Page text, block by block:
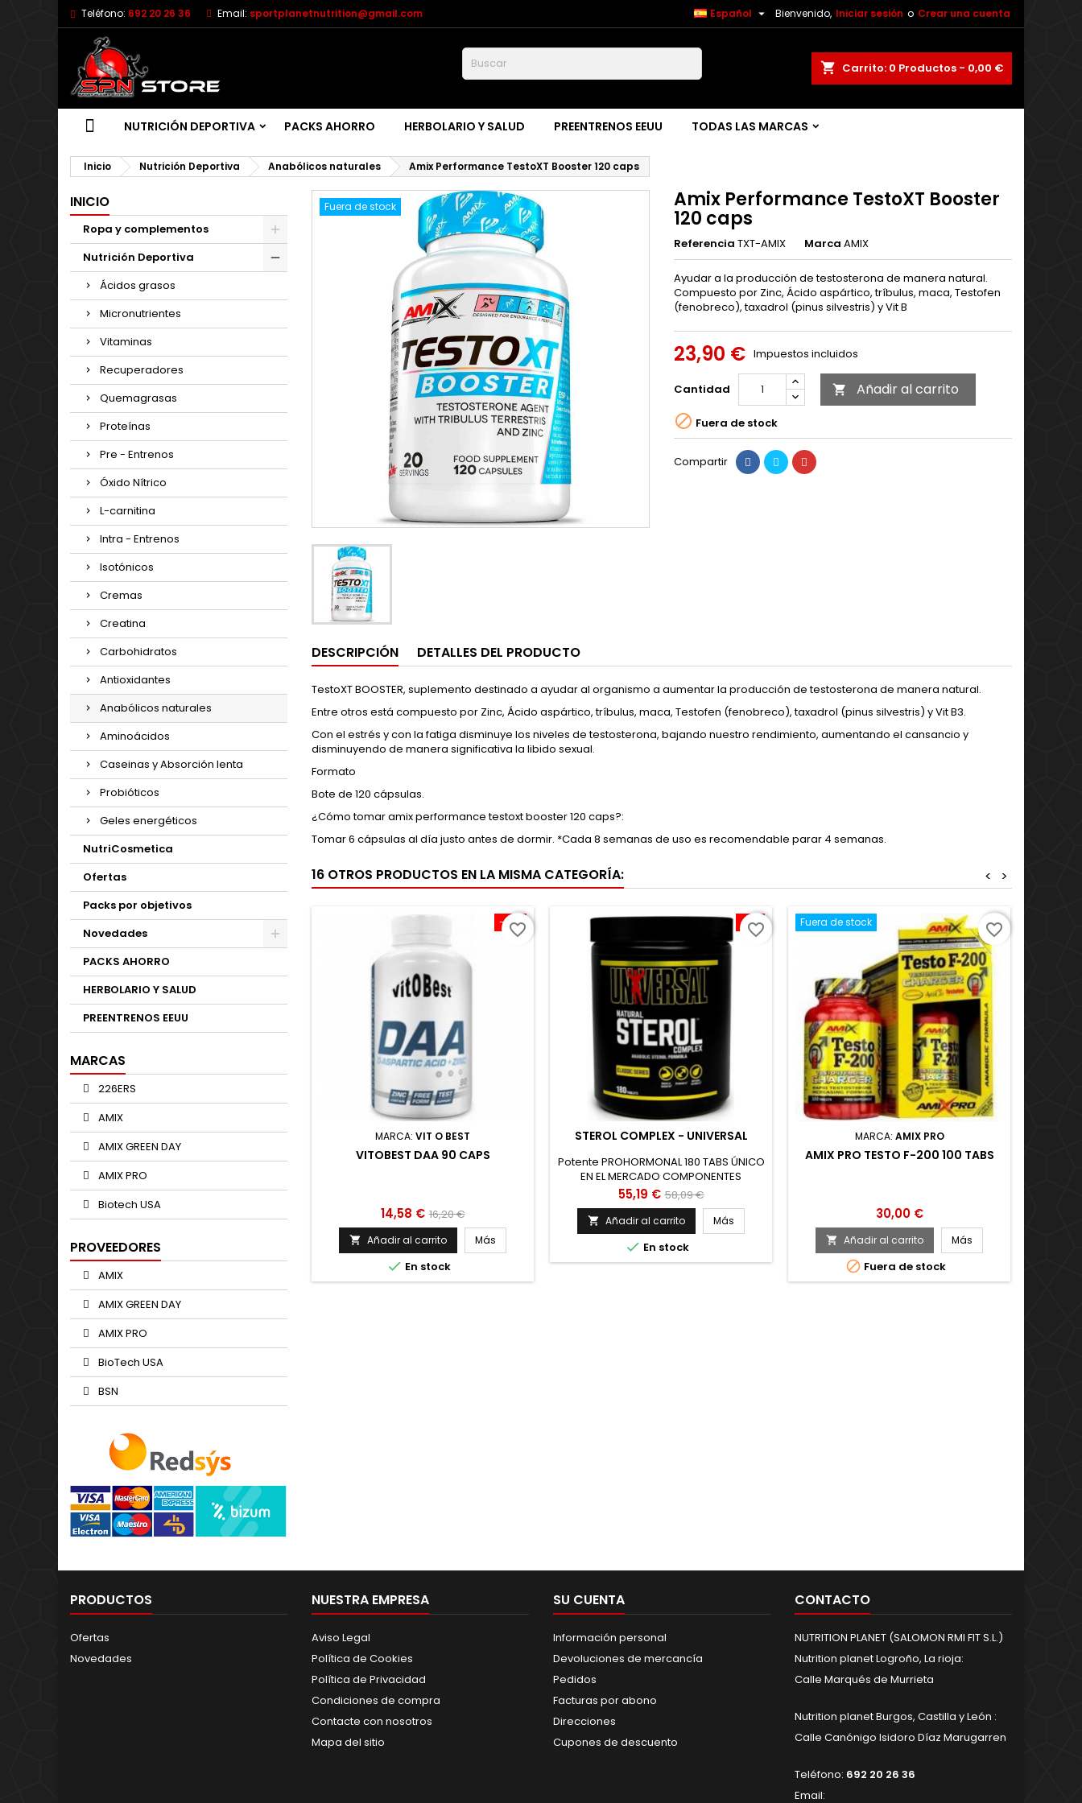
Teléfono: 692 20 26 36 Email: sportplanetnutrition@gmail.com Bienvenido, Iniciar sesión o Crear una cuenta
Español 
shopping_cart Carrito: 0 Productos - 0,00 €
Buscar
NUTRICIÓN DEPORTIVA PACKS AHORRO HERBOLARIO Y SALUD PREENTRENOS EEUU TODAS LAS MARCAS
Inicio Nutrición Deportiva Anabólicos naturales Amix Performance TestoXT Booster 120 caps
INICIO
Ropa y complementos
Nutrición Deportiva
Ácidos grasos
Micronutrientes
Vitaminas
Recuperadores
Quemagrasas
Proteínas
Pre - Entrenos
Óxido Nítrico
L-carnitina
Intra - Entrenos
Isotónicos
Cremas
Creatina
Carbohidratos
Antioxidantes
Anabólicos naturales
Aminoácidos
Caseinas y Absorción lenta
Probióticos
Geles energéticos
NutriCosmetica
Ofertas
Packs por objetivos
Novedades
PACKS AHORRO
HERBOLARIO Y SALUD
PREENTRENOS EEUU
MARCAS
226ERS
AMIX
AMIX GREEN DAY
AMIX PRO
Biotech USA
PROVEEDORES
AMIX
AMIX GREEN DAY
AMIX PRO
BioTech USA
BSN
Fuera de stock Amix Performance TestoXT Booster
120 caps
Referencia TXT-AMIX Marca AMIX
Ayudar a la producción de testosterona de manera natural.
Compuesto por Zinc, Ácido aspártico, tríbulus, maca, Testofen
(fenobreco), taxadrol (pinus silvestris) y Vit B
23,90 € Impuestos incluidos
Cantidad  Añadir al carrito
 Fuera de stock
Compartir
DESCRIPCIÓN DETALLES DEL PRODUCTO
TestoXT BOOSTER, suplemento destinado a ayudar al organismo a aumentar la producción de testosterona de manera natural.
Entre otros está compuesto por Zinc, Ácido aspártico, tríbulus, maca, Testofen (fenobreco), taxadrol (pinus silvestris) y Vit B3.
Con el estrés y con la fatiga disminuye los niveles de testosterona, bajando nuestro rendimiento, aumentando el cansancio y
disminuyendo de manera significativa la libido sexual.
Formato
Bote de 120 cápsulas.
¿Cómo tomar amix performance testoxt booster 120 caps?:
Tomar 6 cápsulas al día justo antes de dormir. *Cada 8 semanas de uso es recomendable parar 4 semanas.
16 OTROS PRODUCTOS EN LA MISMA CATEGORÍA: >
<
-10%
MARCA: VIT O BEST
VITOBEST DAA 90 CAPS
Precio
14,58 € Precio
base
16,20 €
 Añadir al carrito Más
 En stock
favorite_border -5%
STEROL COMPLEX - UNIVERSAL
Potente PROHORMONAL 180 TABS ÚNICO
EN EL MERCADO COMPONENTES
NATURALES BIOACTIVOS AUMENTAN LA
TESTOSTERONA NATURALMENTE
MEJORAN LA RECUPERACIÓN MUSCULAR
MEJORA LAS ERECCIONES Y LA LÍBIDO
Precio
55,19 € Precio
base
58,09 €
 Añadir al carrito Más
 En stock
favorite_border Fuera de stock
MARCA: AMIX PRO
AMIX PRO TESTO F-200 100 TABS
Precio
30,00 €
 Añadir al carrito Más
 Fuera de stock
favorite_border
PRODUCTOS
Ofertas
Novedades
NUESTRA EMPRESA
Aviso Legal
Política de Cookies
Política de Privacidad
Condiciones de compra
Contacte con nosotros
Mapa del sitio
SU CUENTA
Información personal
Devoluciones de mercancía
Pedidos
Facturas por abono
Direcciones
Cupones de descuento
CONTACTO
NUTRITION PLANET (SALOMON RMI FIT S.L.)
Nutrition planet Logroño, La rioja:
Calle Marqués de Murrieta
Nutrition planet Burgos, Castilla y León :
Calle Canónigo Isidoro Díaz Marugarren
Teléfono: 692 20 26 36
Email: